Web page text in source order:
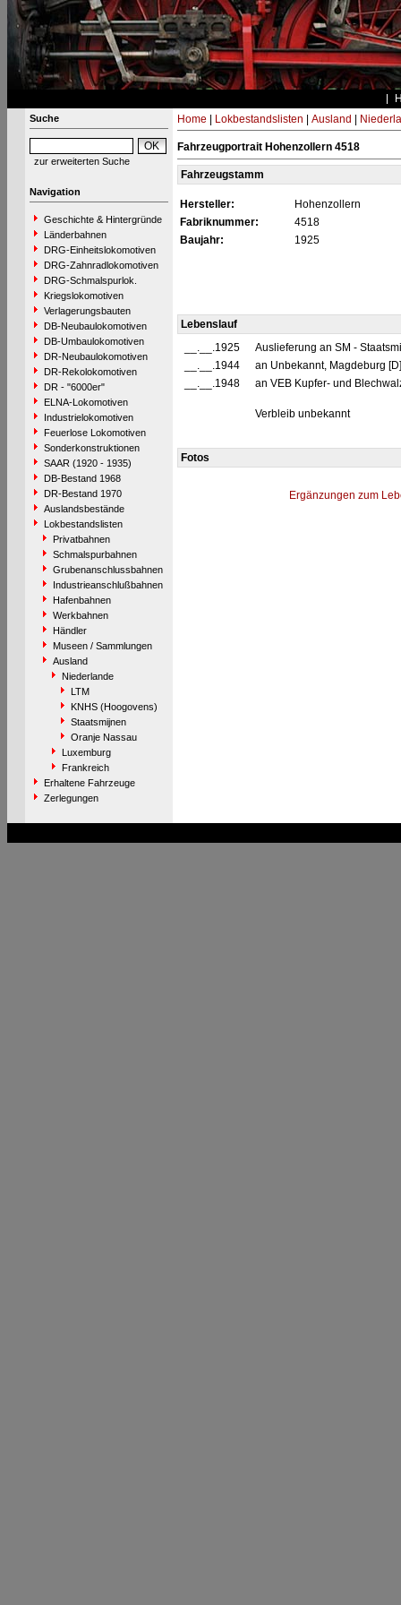
Suche
zur erweiterten Suche
Navigation
Geschichte & Hintergründe
Länderbahnen
DRG-Einheitslokomotiven
DRG-Zahnradlokomotiven
DRG-Schmalspurlok.
Kriegslokomotiven
Verlagerungsbauten
DB-Neubaulokomotiven
DB-Umbaulokomotiven
DR-Neubaulokomotiven
DR-Rekolokomotiven
DR - "6000er"
ELNA-Lokomotiven
Industrielokomotiven
Feuerlose Lokomotiven
Sonderkonstruktionen
SAAR (1920 - 1935)
DB-Bestand 1968
DR-Bestand 1970
Auslandsbestände
Lokbestandslisten
Privatbahnen
Schmalspurbahnen
Grubenanschlussbahnen
Industrieanschlußbahnen
Hafenbahnen
Werkbahnen
Händler
Museen / Sammlungen
Ausland
Niederlande
LTM
KNHS (Hoogovens)
Staatsmijnen
Oranje Nassau
Luxemburg
Frankreich
Erhaltene Fahrzeuge
Zerlegungen
Home Lokbestandslisten Ausland
Fahrzeugportrait Hohenzollern 4518
Fahrzeugstamm
Hersteller:
Hohenzollern
Fabriknummer:
4518
Baujahr:
1925
Lebenslauf
__.__.1925
Auslieferung an SM -
__.__.1944
an Unbekannt, Magdeburg
__.__.1948
an VEB Kupfer- und
Verbleib unbekannt
Fotos
Ergänzungen zum